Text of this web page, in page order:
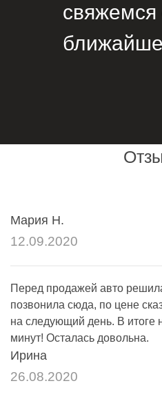
Мария Н.
12.09.2020
Перед продажей авто
позвонила сюда, по цене
на следующий день. В итоге
минут! Осталась довольна.
Ирина
26.08.2020